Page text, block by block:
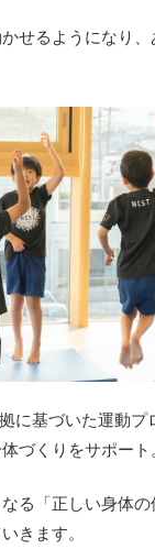
せるようになり
に基づいた運動プ
づくりをサポート
る「正しい身体
きます。